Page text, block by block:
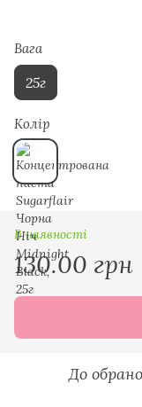
Вага
25г
Колір
В наявності
130.00 грн
До